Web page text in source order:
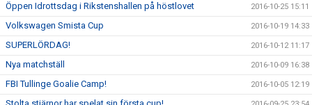
Öppen Idrottsdag i Rikstenshallen på höstlovet 2016-10-25 15:11
Volkswagen Smista Cup 2016-10-19 14:33
SUPERLÖRDAG! 2016-10-12 11:17
Nya matchställ 2016-10-09 16:38
FBI Tullinge Goalie Camp! 2016-10-05 12:19